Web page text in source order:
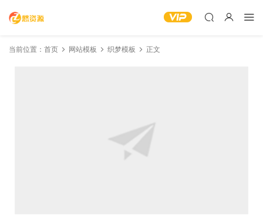
当前位置： 首页 网站模板 织梦模板 正文